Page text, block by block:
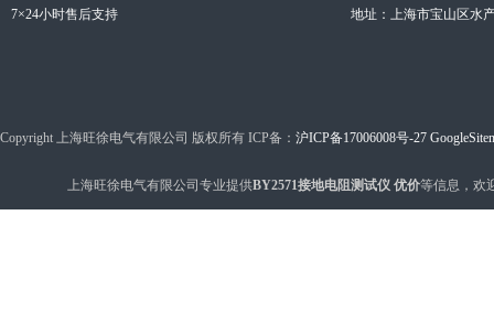
7×24小时售后支持 地址：上海市宝山区水
Copyright 上海旺徐电气有限公司 版权所有 ICP备： 沪ICP备17006008号-27
上海旺徐电气有限公司专业提供BY2571接地电阻测试仪 优价等信息，欢